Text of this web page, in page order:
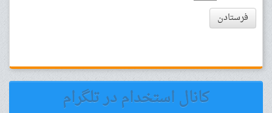
فرستادن
کانال استخدام در تلگرام